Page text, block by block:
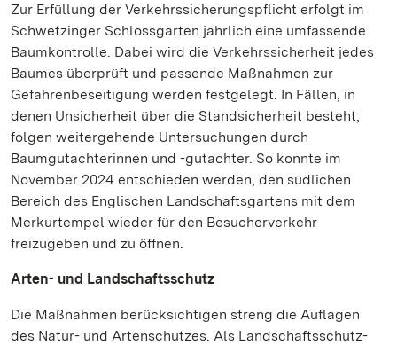
Zur Erfüllung der Verkehrssicherungspflicht erfolgt im
Schwetzinger Schlossgarten jährlich eine umfassende
Baumkontrolle. Dabei wird die Verkehrssicherheit jedes
Baumes überprüft und passende Maßnahmen zur
Gefahrenbeseitigung werden festgelegt. In Fällen, in
denen Unsicherheit über die Standsicherheit besteht,
folgen weitergehende Untersuchungen durch
Baumgutachterinnen und -gutachter. So konnte im
November 2024 entschieden werden, den südlichen
Bereich des Englischen Landschaftsgartens mit dem
Merkurtempel wieder für den Besucherverkehr
freizugeben und zu öffnen.
Arten- und Landschaftsschutz
Die Maßnahmen berücksichtigen streng die Auflagen
des Natur- und Artenschutzes. Als Landschaftsschutz-